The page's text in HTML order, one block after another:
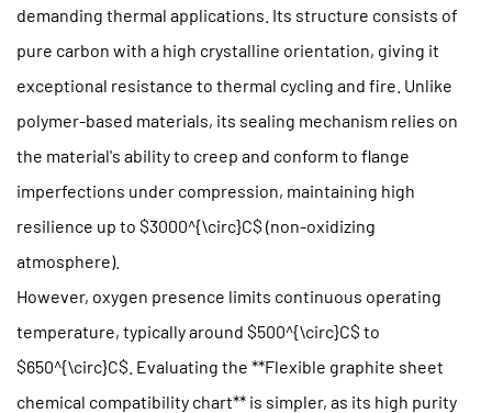
demanding thermal applications. Its structure consists of
pure carbon with a high crystalline orientation, giving it
exceptional resistance to thermal cycling and fire. Unlike
polymer-based materials, its sealing mechanism relies on
the material's ability to creep and conform to flange
imperfections under compression, maintaining high
resilience up to $3000^{\circ}C$ (non-oxidizing
atmosphere).
However, oxygen presence limits continuous operating
temperature, typically around $500^{\circ}C$ to
$650^{\circ}C$. Evaluating the **Flexible graphite sheet
chemical compatibility chart** is simpler, as its high purity